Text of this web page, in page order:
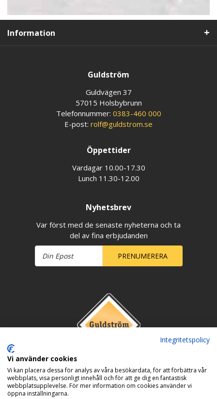
Information
Guldström
Guldvägen 37
57015 Holsbybrunn
Telefonnummer: 0383-460 000
E-post: rolf@guldstrom.se
Öppettider
Vardagar 10.00-17.30
Lunch 11.30-12.00
Nyhetsbrev
Var först med de senaste nyheterna och ta
del av fina erbjudanden
PRENUMERERA
Integritetspolicy
Vi använder cookies
Vi kan placera dessa för analys av våra besökardata, för att förbättra vår
webbplats, visa personligt innehåll och för att ge dig en fantastisk
webbplatsupplevelse. För mer information om cookies använder vi
öppna inställningarna.